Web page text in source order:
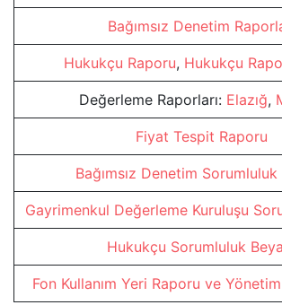
Bağımsız Denetim
Hukukçu Raporu, Hukukçu
Değerleme Raporları: Elazığ,
Fiyat Tespit Raporu
Bağımsız Denetim Sorumluluk
Gayrimenkul Değerleme Kuruluşu
Hukukçu Sorumluluk
Fon Kullanım Yeri Raporu ve